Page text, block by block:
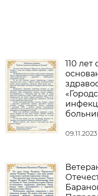
110 лет
09.11.2023